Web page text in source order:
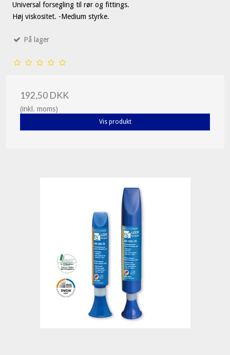
Universal forsegling til rør og fittings.
Høj viskositet. -Medium styrke.
På lager
192,50 DKK
(inkl. moms)
Vis produkt